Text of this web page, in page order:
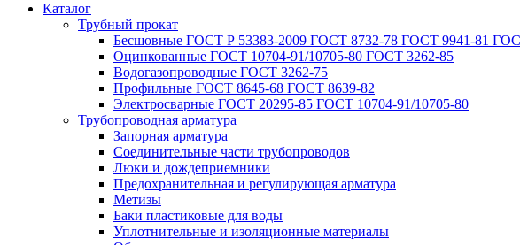
Каталог
Трубный прокат
Беcшовные ГОСТ Р 53383-2009 ГОСТ 8732-78 ГОСТ 9941-81
Оцинкованные ГОСТ 10704-91/10705-80 ГОСТ 3262-85
Водогазопроводные ГОСТ 3262-75
Профильные ГОСТ 8645-68 ГОСТ 8639-82
Электросварные ГОСТ 20295-85 ГОСТ 10704-91/10705-80
Трубопроводная арматура
Запорная арматура
Соединительные части трубопроводов
Люки и дождеприемники
Предохранительная и регулирующая арматура
Метизы
Баки пластиковые для воды
Уплотнительные и изоляционные материалы